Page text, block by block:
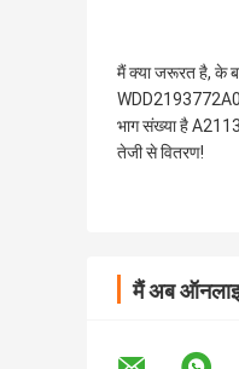
मैं क्या जरूरत है, के
भाग संख्या है
तेजी से वितरण!
मैं अब